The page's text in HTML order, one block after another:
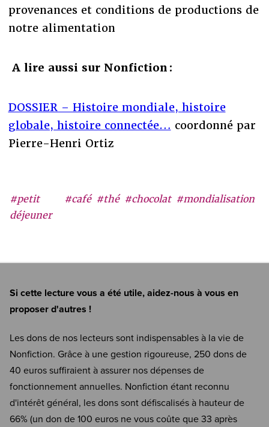
#petit
déjeuner
#café #thé #chocolat #mondialisation
provenances et conditions de productions de
notre alimentation
A lire aussi sur Nonfiction :
DOSSIER – Histoire mondiale, histoire
globale, histoire connectée… coordonné par
Pierre-Henri Ortiz
Si cette lecture vous a été utile, aidez-nous à vous en
proposer d'autres !
Les dons de nos lecteurs sont indispensables à la vie de
Nonfiction. Grâce à une gestion rigoureuse, 250 dons de
40 euros suffiraient à assurer nos dépenses de
fonctionnement annuelles. Nonfiction étant reconnu
d'intérêt général, les dons sont défiscalisés à hauteur de
66% (un don de 100 euros ne vous coûte que 33 après